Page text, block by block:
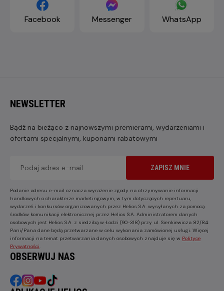
Facebook Messenger WhatsApp
NEWSLETTER
Bądź na bieżąco z najnowszymi premierami, wydarzeniami i
ofertami specjalnymi, kuponami rabatowymi
ZAPISZ MNIE
Podanie adresu e-mail oznacza wyrażenie zgody na otrzymywanie informacji
handlowych o charakterze marketingowym, w tym dotyczących repertuaru,
wydarzeń i konkursów organizowanych przez Helios S.A. wysyłanych za pomocą
środków komunikacji elektronicznej przez Helios S.A. Administratorem danych
osobowych jest Helios S.A. z siedzibą w Łodzi (90-318) przy ul. Sienkiewicza 82/84.
Pani/Pana dane będą przetwarzane w celu wykonania zamówionej usługi. Więcej
informacji na temat przetwarzania danych osobowych znajduje się w Polityce
Prywatności
OBSERWUJ NAS